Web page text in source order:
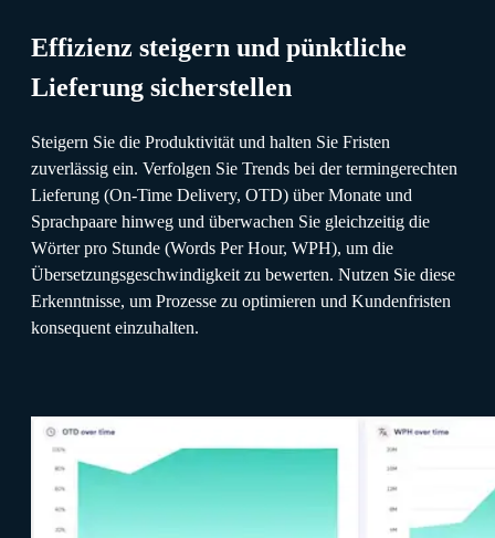
Effizienz steigern und pünktliche
Lieferung sicherstellen
Steigern Sie die Produktivität und halten Sie Fristen
zuverlässig ein. Verfolgen Sie Trends bei der termingerechten
Lieferung (On-Time Delivery, OTD) über Monate und
Sprachpaare hinweg und überwachen Sie gleichzeitig die
Wörter pro Stunde (Words Per Hour, WPH), um die
Übersetzungsgeschwindigkeit zu bewerten. Nutzen Sie diese
Erkenntnisse, um Prozesse zu optimieren und Kundenfristen
konsequent einzuhalten.